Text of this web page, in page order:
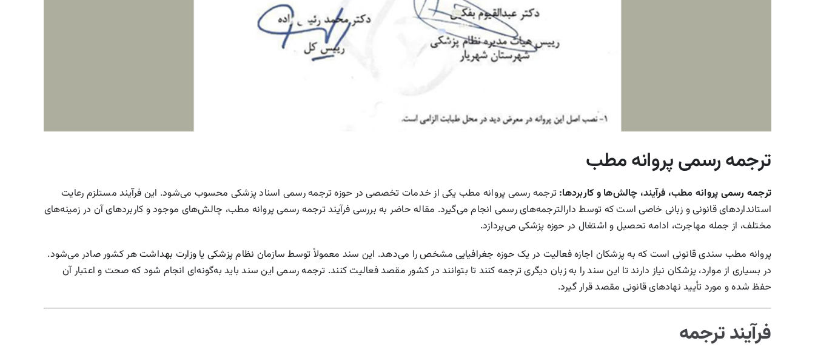
ترجمه رسمی پروانه مطب
ترجمه رسمی پروانه مطب، فرآیند، چالش‌ها و کاربردها:ترجمه رسمی پروانه مطب یکی از خدمات تخصصی در حوزه ترجمه رسمی اسناد پزشکی محسوب می‌شود. این فرآیند مستلزم رعایت
استانداردهای قانونی و زبانی خاصی است که توسط دارالترجمه‌های رسمی انجام می‌گیرد. مقاله حاضر به بررسی فرآیند ترجمه رسمی پروانه مطب، چالش‌های موجود و کاربردهای آن در زمینه‌های
مختلف، از جمله مهاجرت، ادامه تحصیل و اشتغال در حوزه پزشکی می‌پردازد.
پروانه مطب سندی قانونی است که به پزشکان اجازه فعالیت در یک حوزه جغرافیایی مشخص را می‌دهد. این سند معمولاً توسط سازمان نظام پزشکی یا وزارت بهداشتهر کشور صادر می‌شود.
در بسیاری از موارد، پزشکان نیاز دارند تا این سند را به زبان دیگری ترجمه کنند تا بتوانند در کشور مقصد فعالیت کنند. ترجمه رسمی این سند باید به‌گونه‌ای انجام شود که صحت و اعتبار آن
حفظ شده و مورد تأیید نهادهای قانونی مقصد قرار گیرد.
فرآیند ترجمه